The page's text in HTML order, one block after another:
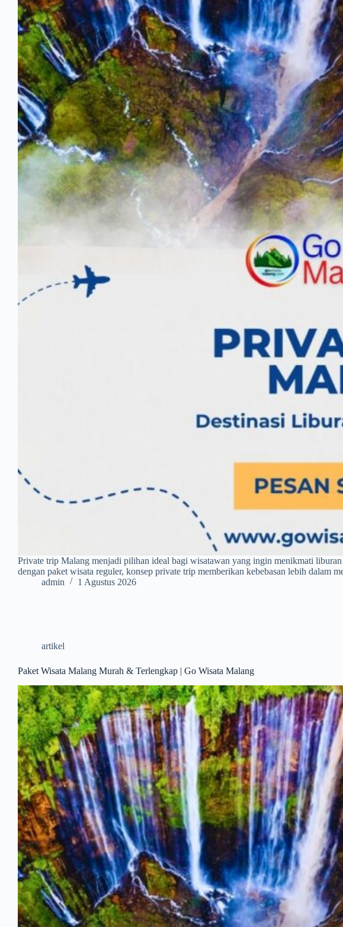
Private trip Malang menjadi pilihan ideal bagi wisatawan yang ingin menikmati
dengan paket wisata reguler, konsep private trip memberikan kebebasan lebih dalam
admin
1 Agustus 2026
artikel
Paket Wisata Malang Murah & Terlengkap | Go Wisata Malang